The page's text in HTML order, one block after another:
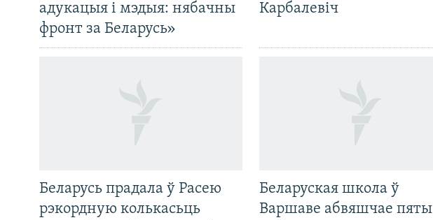
адукацыя і мэдыя: нябачны
фронт за Беларусь»
Карбалевіч
Беларусь прадала ў Расею
рэкордную колькасьць
Беларуская школа ў
Варшаве абвяшчае пяты